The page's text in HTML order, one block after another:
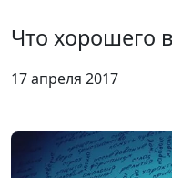
Что хорошего
17 апреля 2017
Смысл жизни
В чем счастье?
Что такое религия?